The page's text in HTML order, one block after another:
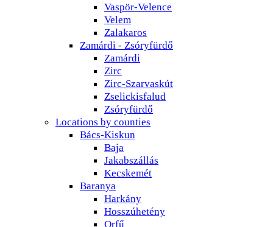
Vaspör-Velence
Velem
Zalakaros
Zamárdi - Zsóryfürdő
Zamárdi
Zirc
Zirc-Szarvaskút
Zselickisfalud
Zsóryfürdő
Locations by counties
Bács-Kiskun
Baja
Jakabszállás
Kecskemét
Baranya
Harkány
Hosszúhetény
Orfű